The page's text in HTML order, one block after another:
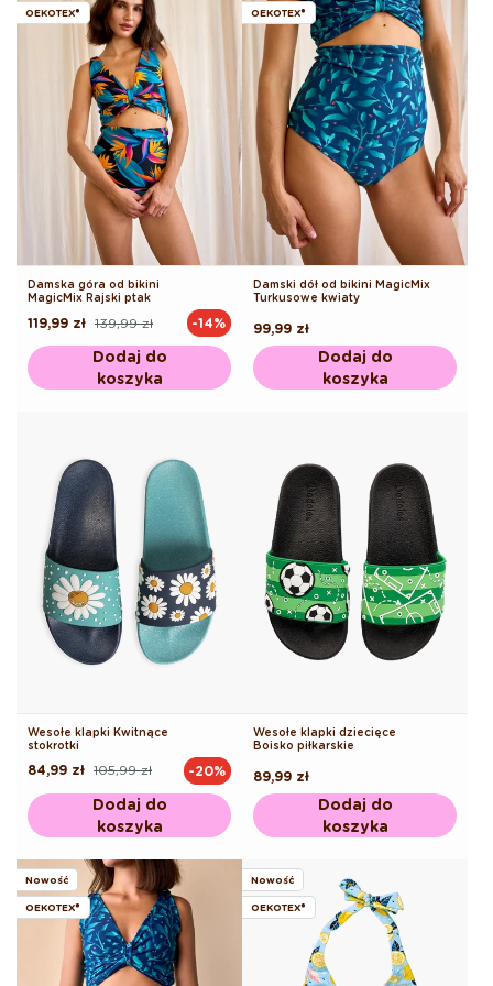
OEKOTEX®
Damska góra od bikini
MagicMix Rajski ptak
Cena
139,99 zł
Cena
119,99 zł -14%
Dodaj do
koszyka
OEKOTEX®
Damski dół od bikini MagicMix
Turkusowe kwiaty
Cena
regularna
99,99 zł
Dodaj do
koszyka
Wesołe klapki Kwitnące
stokrotki
Cena
105,99 zł
Cena
84,99 zł -20%
Dodaj do
koszyka
Wesołe klapki dziecięce
Boisko piłkarskie
Cena
regularna
89,99 zł
Dodaj do
koszyka
Nowość
OEKOTEX®
Nowość
OEKOTEX®